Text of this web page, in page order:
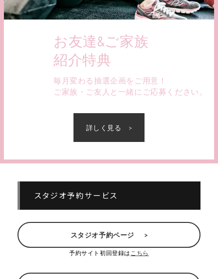
お友達&ご家族
紹介特典
毎月変わる抽選企画をご用意！
ご家族・ご友人と一緒にご応募ください。
詳しく見る
スタジオ予約サービス
スタジオ予約ページ
予約サイト初回登録はこちら